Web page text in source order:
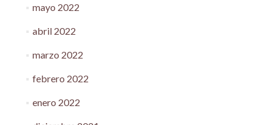
mayo 2022
abril 2022
marzo 2022
febrero 2022
enero 2022